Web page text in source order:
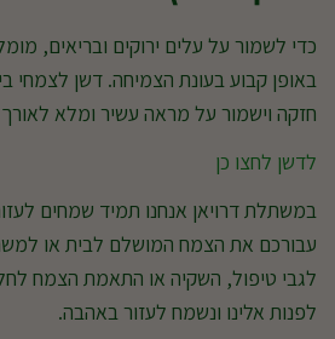
כדי לשמור על עלים ירוקים ובריאים,
באופן קבוע בעונת הצמיחה. דשן לצמחי
חזקה וישמור על מראה עשיר ומלא לאורך
לדשן לחצו כן
במשתלת דרויאן אנחנו תמיד שמחים
עבורכם את הצמח המושלם לבית או
לגבי טיפול, השקיה או התאמת הצמח
לפנות אלינו ונשמח לעזור באהבה.